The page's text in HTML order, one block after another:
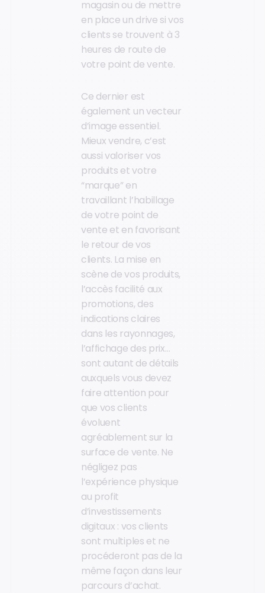
magasin ou de mettre
en place un drive si vos
clients se trouvent à 3
heures de route de
votre point de vente.
Ce dernier est
également un vecteur
d’image essentiel.
Mieux vendre, c’est
aussi valoriser vos
produits et votre
“marque” en
travaillant l’habillage
de votre point de
vente et en favorisant
le retour de vos
clients. La mise en
scène de vos produits,
l’accès facilité aux
promotions, des
indications claires
dans les rayonnages,
l’affichage des prix…
sont autant de détails
auxquels vous devez
faire attention pour
que vos clients
évoluent
agréablement sur la
surface de vente. Ne
négligez pas
l’expérience physique
au profit
d’investissements
digitaux : vos clients
sont multiples et ne
procéderont pas de la
même façon dans leur
parcours d’achat.